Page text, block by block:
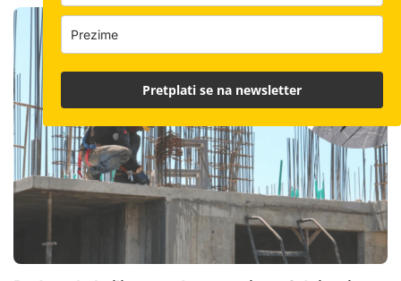
Pretplati se na newsletter